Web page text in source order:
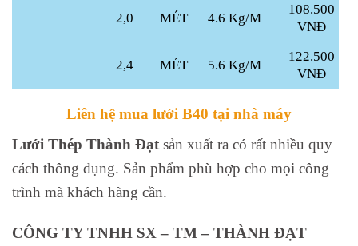
2,0 MÉT 4.6 Kg/M
108.500
VNĐ
2,4 MÉT 5.6 Kg/M
122.500
VNĐ
Liên hệ mua lưới B40 tại nhà máy
Lưới Thép Thành Đạt sản xuất ra có rất nhiều quy
cách thông dụng. Sản phẩm phù hợp cho mọi công
trình mà khách hàng cần.
CÔNG TY TNHH SX – TM – THÀNH ĐẠT